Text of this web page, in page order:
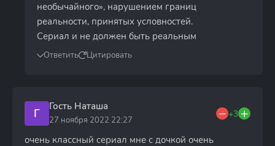
необычайного», нарушением границ
реальности, принятых условностей.
Сериал и не должен быть реальным
Ответить Цитировать
Г Гость Наташа
27 ноября 2022 22:27
+3
очень классный сериал мне с дочкой очень